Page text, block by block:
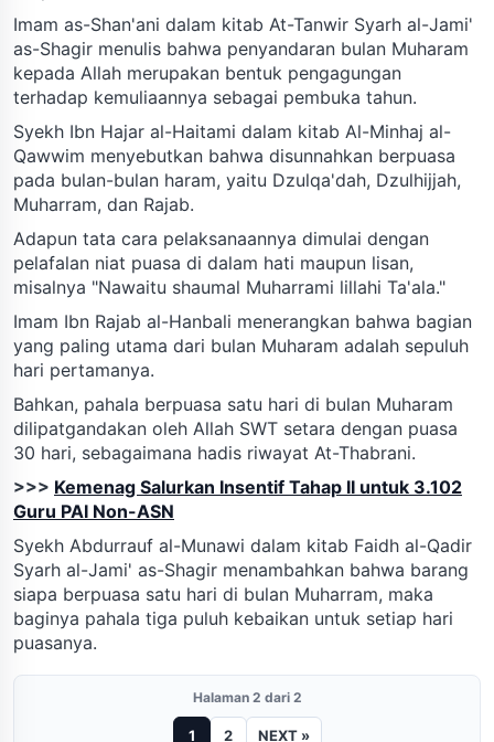
Imam as-Shan'ani dalam kitab At-Tanwir Syarh al-Jami'
as-Shagir menulis bahwa penyandaran bulan Muharam
kepada Allah merupakan bentuk pengagungan
terhadap kemuliaannya sebagai pembuka tahun.
Syekh Ibn Hajar al-Haitami dalam kitab Al-Minhaj al-
Qawwim menyebutkan bahwa disunnahkan berpuasa
pada bulan-bulan haram, yaitu Dzulqa'dah, Dzulhijjah,
Muharram, dan Rajab.
Adapun tata cara pelaksanaannya dimulai dengan
pelafalan niat puasa di dalam hati maupun lisan,
misalnya "Nawaitu shaumal Muharrami lillahi Ta'ala."
Imam Ibn Rajab al-Hanbali menerangkan bahwa bagian
yang paling utama dari bulan Muharam adalah sepuluh
hari pertamanya.
Bahkan, pahala berpuasa satu hari di bulan Muharam
dilipatgandakan oleh Allah SWT setara dengan puasa
30 hari, sebagaimana hadis riwayat At-Thabrani.
>>> Kemenag Salurkan Insentif Tahap II untuk 3.102
Guru PAI Non-ASN
Syekh Abdurrauf al-Munawi dalam kitab Faidh al-Qadir
Syarh al-Jami' as-Shagir menambahkan bahwa barang
siapa berpuasa satu hari di bulan Muharram, maka
baginya pahala tiga puluh kebaikan untuk setiap hari
puasanya.
Halaman 2 dari 2
1 2 NEXT »